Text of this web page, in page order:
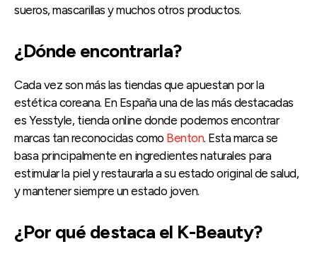
sueros, mascarillas y muchos otros productos.
¿Dónde encontrarla?
Cada vez son más las tiendas que apuestan por la
estética coreana. En España una de las más destacadas
es Yesstyle, tienda online donde podemos encontrar
marcas tan reconocidas como Benton. Esta marca se
basa principalmente en ingredientes naturales para
estimular la piel y restaurarla a su estado original de salud,
y mantener siempre un estado joven.
¿Por qué destaca el K-Beauty?